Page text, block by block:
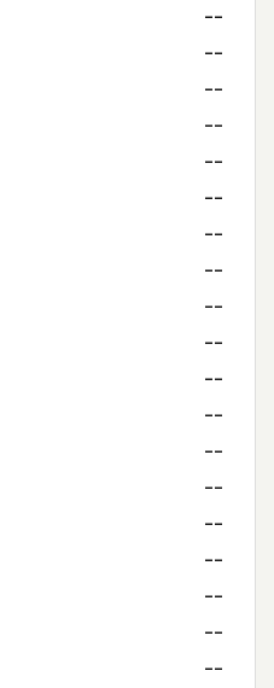
--
--
--
--
--
--
--
--
--
--
--
--
--
--
--
--
--
--
--